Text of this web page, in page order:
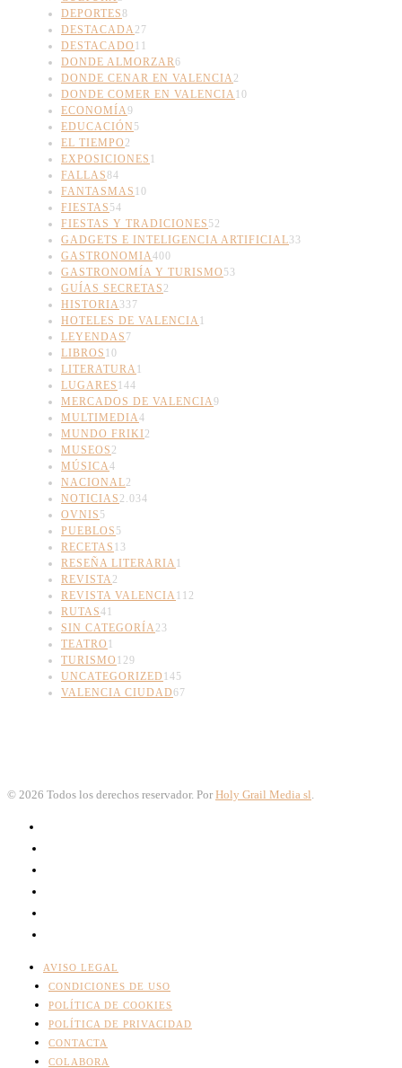
DEPORTES8
DESTACADA27
DESTACADO 11
DONDE ALMORZAR6
DONDE CENAR EN VALENCIA2
DONDE COMER EN VALENCIA10
ECONOMÍA9
EDUCACIÓN 5
EL TIEMPO 2
EXPOSICIONES 1
FALLAS84
FANTASMAS 10
FIESTAS 54
FIESTAS Y TRADICIONES 52
GADGETS E INTELIGENCIA ARTIFICIAL33
GASTRONOMIA400
GASTRONOMÍA Y TURISMO 53
GUÍAS SECRETAS 2
HISTORIA337
HOTELES DE VALENCIA1
LEYENDAS 7
LIBROS 10
LITERATURA1
LUGARES 144
MERCADOS DE VALENCIA9
MULTIMEDIA4
MUNDO FRIKI2
MUSEOS 2
MÚSICA4
NACIONAL2
NOTICIAS 2.034
OVNIS 5
PUEBLOS 5
RECETAS 13
RESEÑA LITERARIA1
REVISTA2
REVISTA VALENCIA112
RUTAS41
SIN CATEGORÍA23
TEATRO 1
TURISMO 129
UNCATEGORIZED 145
VALENCIA CIUDAD67
© 2026 Todos los derechos reservador. Por Holy Grail Media sl
AVISO LEGAL
CONDICIONES DE USO
POLÍTICA DE COOKIES
POLÍTICA DE PRIVACIDAD
CONTACTA
COLABORA